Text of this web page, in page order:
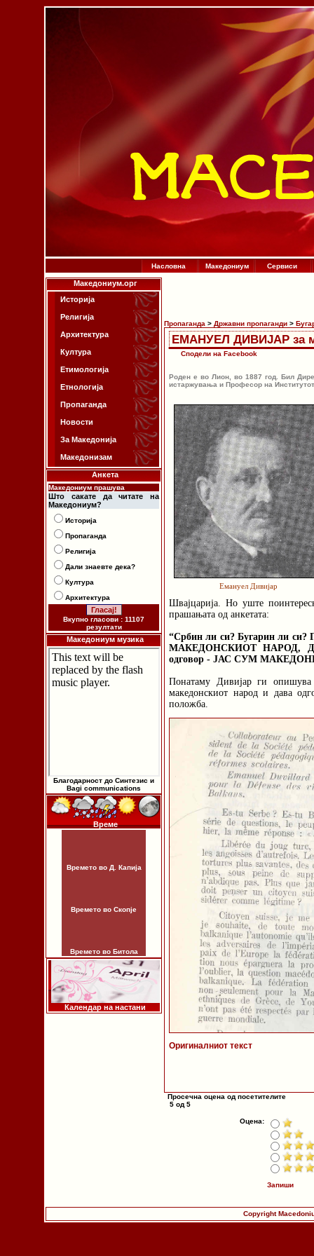
Насловна Македониум Сервиси
Македониум.орг
Историја
Религија
Архитектура
Култура
Етимологија
Етнологија
Пропаганда
Новости
За Македонија
Македонизам
Анкета
Македониум прашува
Што сакате да читате на
Македониум?
Историја
Пропаганда
Религија
Дали знаевте дека?
Култура
Архитектура
Вкупно гласови : 11107
резултати
Македониум музика
Благодарност до Синтезис и
Bagi communications
Време
Времето во Д. Капија
Времето во Скопје
Времето во Битола
Календар на настани
Пропаганда > Државни пропаганди >
ЕМАНУЕЛ ДИВИЈАР за
Сподели на Facebook
Роден е во Лион, во 1887 год. Бил
истаржувања и Професор на
Емануел Дивијар
Швајцарија. Но уште
прашањата од анкетата:
“Србин ли си? Бугарин ли си?
МАКЕДОНСКИОТ НАРОД,
одговор - ЈАС СУМ
Понатаму Дивијар ги
македонскиот народ и дава
положба.
Оригиналниот текст
Просечна оцена од посетителите
5 од 5
Оцена:
Запиши
Copyright